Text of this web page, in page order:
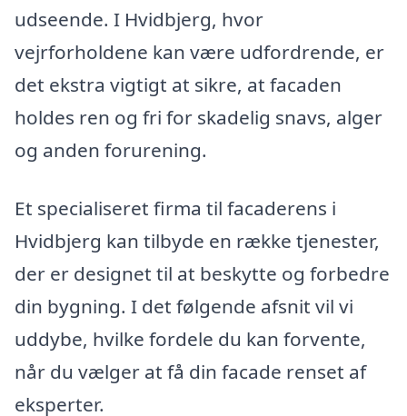
udseende. I Hvidbjerg, hvor
vejrforholdene kan være udfordrende, er
det ekstra vigtigt at sikre, at facaden
holdes ren og fri for skadelig snavs, alger
og anden forurening.
Et specialiseret firma til facaderens i
Hvidbjerg kan tilbyde en række tjenester,
der er designet til at beskytte og forbedre
din bygning. I det følgende afsnit vil vi
uddybe, hvilke fordele du kan forvente,
når du vælger at få din facade renset af
eksperter.